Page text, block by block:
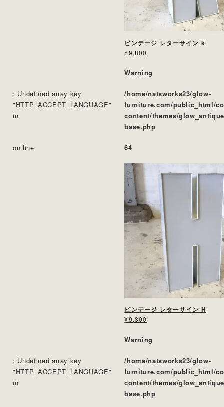
ビンテージ レターサイン k
¥9,800
Warning
: Undefined array key
"HTTP_ACCEPT_LANGUAGE"
in
/home/natsworks23/glow-
furniture.com/public_html/
content/themes/
base.php
on line 64
ビンテージ レターサイン H
¥9,800
Warning
: Undefined array key
"HTTP_ACCEPT_LANGUAGE"
in
/home/natsworks23/glow-
furniture.com/public_html/
content/themes/
base.php